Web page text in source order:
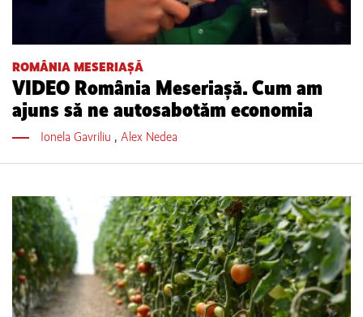
ROMÂNIA MESERIAȘĂ
VIDEO România Meseriașă. Cum am
ajuns să ne autosabotăm economia
Ionela Gavriliu , Alex Nedea